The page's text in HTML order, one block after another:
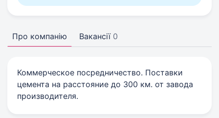
Про компанію Вакансії 0
Коммерческое посредничество. Поставки
цемента на расстояние до 300 км. от завода
производителя.